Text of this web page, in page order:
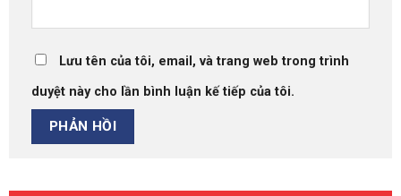
Lưu tên của tôi, email, và trang web trong trình
duyệt này cho lần bình luận kế tiếp của tôi.